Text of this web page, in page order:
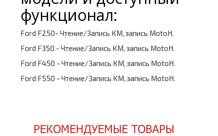
функционал:
Ford F250- Чтение/Запись KM, запись MotoH.
Ford F350 - Чтение/Запись KM, запись MotoH.
Ford F450 - Чтение/Запись KM, запись MotoH.
Ford F550 - Чтение/Запись KM, запись MotoH.
РЕКОМЕНДУЕМЫЕ ТОВАРЫ